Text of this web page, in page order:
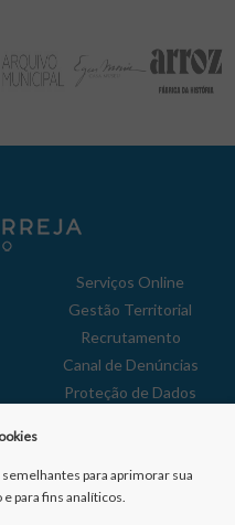
Serviços Online
Gestão Territorial
Recrutamento
Canal de Denúncias
Proteção de Dados
Reclamações
para aprimorar sua
para fins analíticos.